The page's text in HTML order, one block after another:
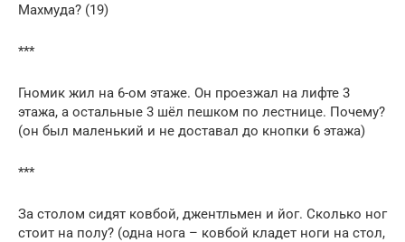
Махмуда? (19)
***
Гномик жил на 6-ом этаже. Он проезжал на лифте 3
этажа, а остальные 3 шёл пешком по лестнице. Почему?
(он был маленький и не доставал до кнопки 6 этажа)
***
За столом сидят ковбой, джентльмен и йог. Сколько ног
стоит на полу? (одна нога – ковбой кладет ноги на стол,